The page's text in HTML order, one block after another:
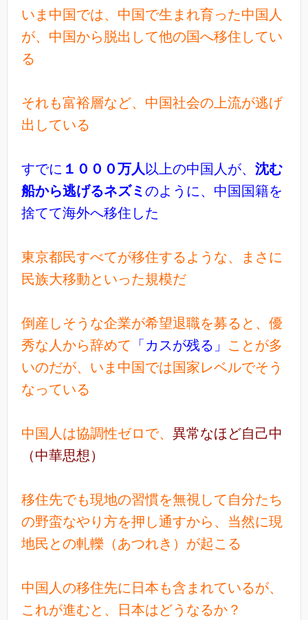
いま中国では、中国で生まれ育った中国人
が、中国から脱出して他の国へ移住してい
る
それも富裕層など、中国社会の上流が逃げ
出している
すでに １０００万人 以上の中国人が、 沈む
船から逃げるネズミ のように、中国国籍を
捨てて海外へ移住した
東京都民すべてが移住するような、まさに
民族大移動といった規模だ
倒産しそうな企業が希望退職を募ると、優
秀な人から辞めて 「カスが残る」 ことが多
いのだが、いま中国では国家レベルでそう
なっている
中 国人は協調性ゼロで、 異常なほど自己中
（中華思想）
移住先でも現地の習慣を無視して自分たち
の野蛮なやり方を押し通すから、当然に現
地民との軋轢（あつれき）が起こる
中国人の移住先に日本も含まれているが、
これが進むと、日本はどうなるか？